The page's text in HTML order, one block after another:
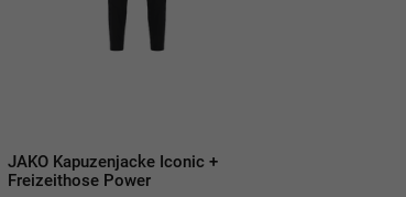
JAKO Kapuzenjacke Iconic +
Freizeithose Power